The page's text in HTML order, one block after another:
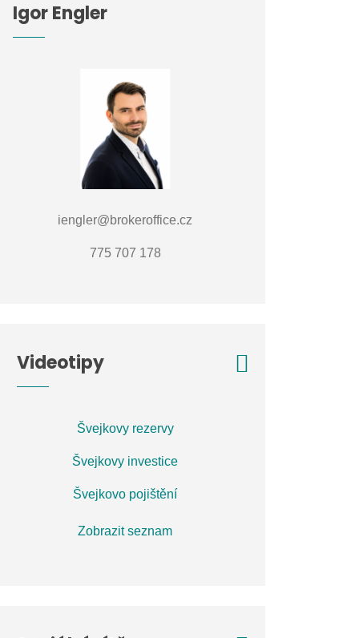
Igor Engler
iengler@brokeroffice.cz
775 707 178
Videotipy
Švejkovy rezervy
Švejkovy investice
Švejkovo pojištění
Zobrazit seznam